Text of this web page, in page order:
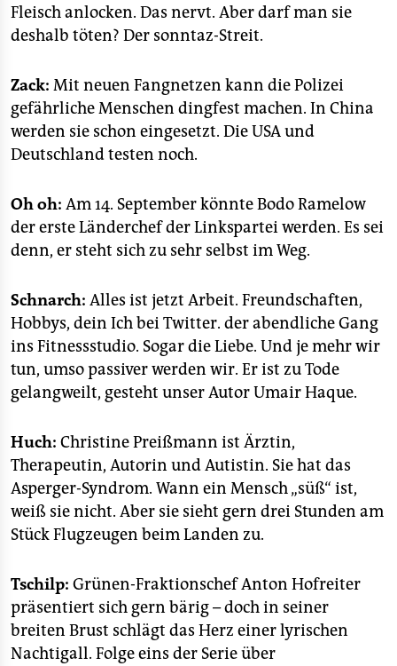
Fleisch anlocken. Das nervt. Aber darf man sie
deshalb töten? Der sonntaz-Streit.
Zack: Mit neuen Fangnetzen kann die Polizei
gefährliche Menschen dingfest machen. In China
werden sie schon eingesetzt. Die USA und
Deutschland testen noch.
Oh oh: Am 14. September könnte Bodo Ramelow
der erste Länderchef der Linkspartei werden. Es sei
denn, er steht sich zu sehr selbst im Weg.
Schnarch: Alles ist jetzt Arbeit. Freundschaften,
Hobbys, dein Ich bei Twitter. der abendliche Gang
ins Fitnessstudio. Sogar die Liebe. Und je mehr wir
tun, umso passiver werden wir. Er ist zu Tode
gelangweilt, gesteht unser Autor Umair Haque.
Huch: Christine Preißmann ist Ärztin,
Therapeutin, Autorin und Autistin. Sie hat das
Asperger-Syndrom. Wann ein Mensch „süß“ ist,
weiß sie nicht. Aber sie sieht gern drei Stunden am
Stück Flugzeugen beim Landen zu.
Tschilp: Grünen-Fraktionschef Anton Hofreiter
präsentiert sich gern bärig – doch in seiner
breiten Brust schlägt das Herz einer lyrischen
Nachtigall. Folge eins der Serie über